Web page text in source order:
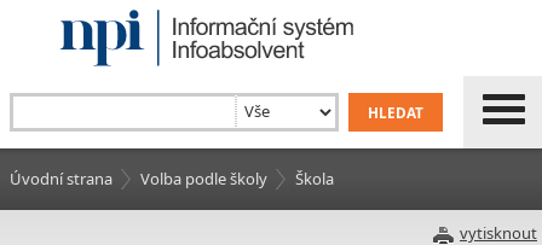
Úvodní strana Volba podle školy Škola
vytisknout